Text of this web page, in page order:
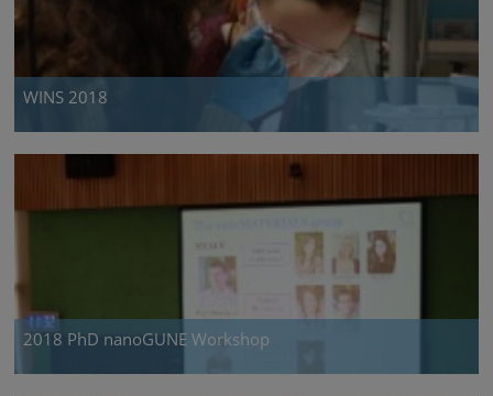
WINS 2018
2018 PhD nanoGUNE Workshop